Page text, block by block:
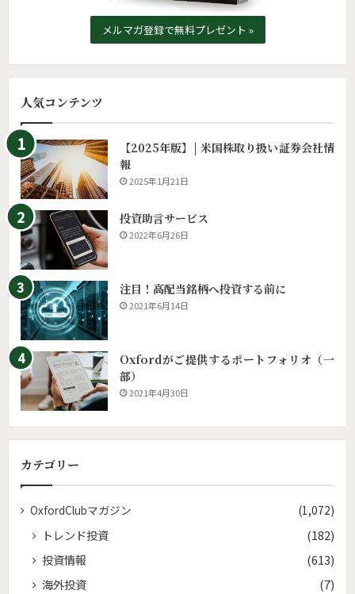
メルマガ登録で無料プレゼント »
人気コンテンツ
【2025年版】| 米国株取り扱い証券会社情
報
2025年1月21日
投資助言サービス
2022年6月26日
注目！高配当銘柄へ投資する前に
2021年6月14日
Oxfordがご提供するポートフォリオ（一
部）
2021年4月30日
カテゴリー
OxfordClubマガジン (1,072)
トレンド投資
(182)
投資情報
(613)
海外投資
(7)